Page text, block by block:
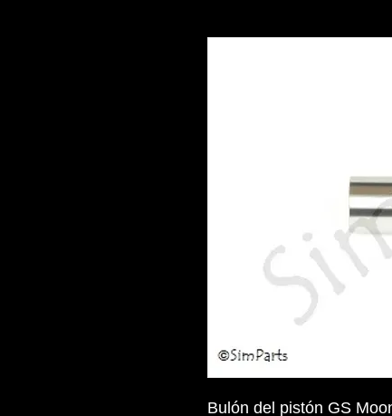
Bulón del pistón GS